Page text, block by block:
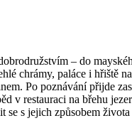
– do
chrámy, paláce i hřiště
Po poznávání přijde
v restauraci na břehu
se s jejich způsobem